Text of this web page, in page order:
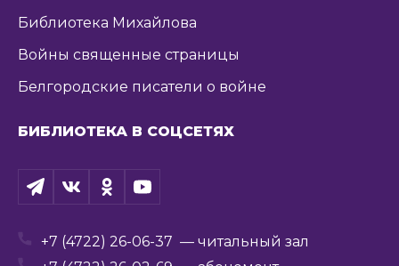
Библиотека Михайлова
Войны священные страницы
Белгородские писатели о войне
БИБЛИОТЕКА В СОЦСЕТЯХ
+7 (4722) 26-06-37 — читальный зал